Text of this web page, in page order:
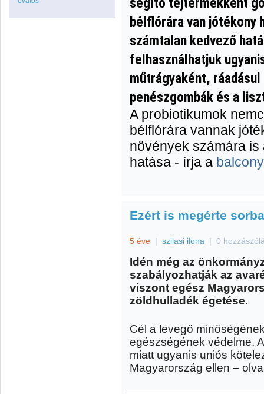
bélflórára van jótékony
számtalan kedvező
felhasználhatjuk
műtrágyaként,
penészgombák és a
A probiotikumok
bélflórára vannak
növények számára
hatása - írja a
Ezért is megérte
5 éve | szilasi ilona | 0
Idén még az
szabályozhatják az
viszont egész
zöldhulladék égetése.
Cél a levegő
egészségének védelme.
miatt ugyanis uniós
Magyarország ellen –